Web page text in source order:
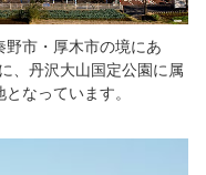
市・厚木市の境にあ
、丹沢大山国定公園に属
なっています。